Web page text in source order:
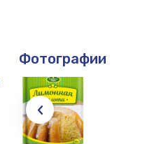
Фотографии